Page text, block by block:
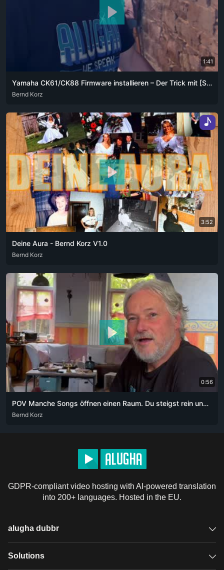
1:41
Yamaha CK61/CK88 Firmware installieren – Der Trick mit [SETTING] + [▼]
ARA DEU
Bernd Korz
♪
3:52
Deine Aura - Bernd Korz V1.0
DEU PFL
Bernd Korz
0:56
POV Manche Songs öffnen einen Raum. Du steigst rein und weißt nicht mehr, wie lange du schon drin bist.
DEU
Bernd Korz
GDPR-compliant video hosting with AI-powered translation
into 200+ languages. Hosted in the EU.
alugha dubbr
Overview
Solutions